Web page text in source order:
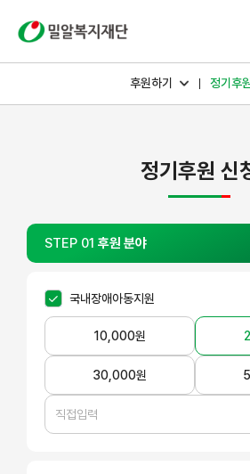
후원하기 정기후
후원하기 정기후
정기후원 신
STEP 01 후원 분야
국내장애아동지원
10,000원
30,000원